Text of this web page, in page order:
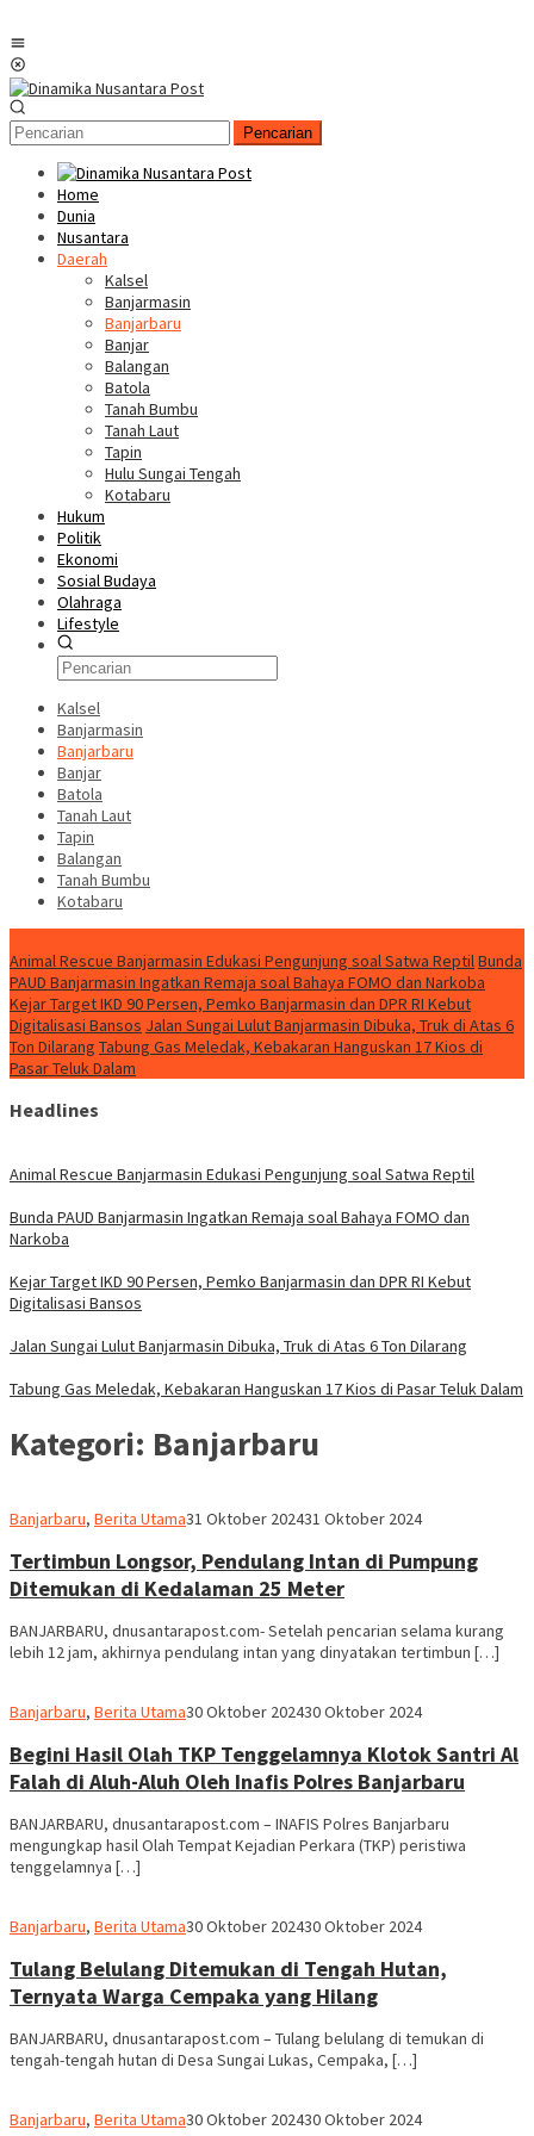
Pencarian
Home
Dunia
Nusantara
Daerah
Kalsel
Banjarmasin
Banjarbaru
Banjar
Balangan
Batola
Tanah Bumbu
Tanah Laut
Tapin
Hulu Sungai Tengah
Kotabaru
Hukum
Politik
Ekonomi
Sosial Budaya
Olahraga
Lifestyle
Kalsel
Banjarmasin
Banjarbaru
Banjar
Batola
Tanah Laut
Tapin
Balangan
Tanah Bumbu
Kotabaru
Animal Rescue Banjarmasin Edukasi Pengunjung soal Satwa ReptilBunda
PAUD Banjarmasin Ingatkan Remaja soal Bahaya FOMO dan Narkoba
Kejar Target IKD 90 Persen, Pemko Banjarmasin dan DPR RI Kebut
Digitalisasi Bansos Jalan Sungai Lulut Banjarmasin Dibuka, Truk di Atas 6
Ton Dilarang Tabung Gas Meledak, Kebakaran Hanguskan 17 Kios di
Pasar Teluk Dalam
Headlines
Animal Rescue Banjarmasin Edukasi Pengunjung soal Satwa Reptil
Bunda PAUD Banjarmasin Ingatkan Remaja soal Bahaya FOMO dan
Narkoba
Kejar Target IKD 90 Persen, Pemko Banjarmasin dan DPR RI Kebut
Digitalisasi Bansos
Jalan Sungai Lulut Banjarmasin Dibuka, Truk di Atas 6 Ton Dilarang
Tabung Gas Meledak, Kebakaran Hanguskan 17 Kios di Pasar Teluk Dalam
Kategori: Banjarbaru
Banjarbaru, Berita UtamaRedaksi
31 Oktober 202431 Oktober 2024
Tertimbun Longsor, Pendulang Intan di Pumpung
Ditemukan di Kedalaman 25 Meter
BANJARBARU, dnusantarapost.com- Setelah pencarian selama kurang
lebih 12 jam, akhirnya pendulang intan yang dinyatakan tertimbun […]
Banjarbaru, Berita UtamaRedaksi
30 Oktober 202430 Oktober 2024
Begini Hasil Olah TKP Tenggelamnya Klotok Santri Al
Falah di Aluh-Aluh Oleh Inafis Polres Banjarbaru
BANJARBARU, dnusantarapost.com – INAFIS Polres Banjarbaru
mengungkap hasil Olah Tempat Kejadian Perkara (TKP) peristiwa
tenggelamnya […]
Banjarbaru, Berita UtamaRedaksi
30 Oktober 202430 Oktober 2024
Tulang Belulang Ditemukan di Tengah Hutan,
Ternyata Warga Cempaka yang Hilang
BANJARBARU, dnusantarapost.com – Tulang belulang di temukan di
tengah-tengah hutan di Desa Sungai Lukas, Cempaka, […]
Banjarbaru, Berita UtamaRedaksi
30 Oktober 202430 Oktober 2024